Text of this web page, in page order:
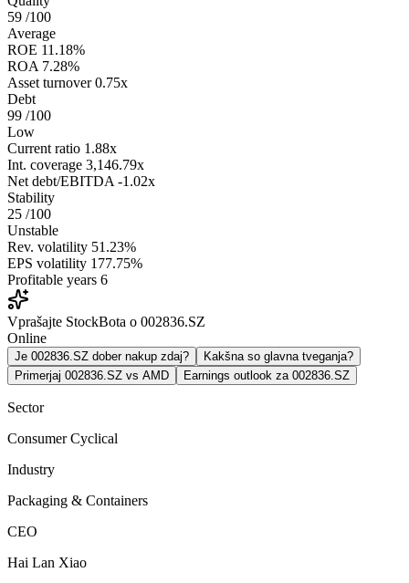
59 /100
Average
ROE 11.18%
ROA 7.28%
Asset turnover 0.75x
Debt
99 /100
Low
Current ratio 1.88x
Int. coverage 3,146.79x
Net debt/EBITDA -1.02x
Stability
25 /100
Unstable
Rev. volatility 51.23%
EPS volatility 177.75%
Profitable years 6
Vprašajte StockBota o 002836.SZ
Online
Je 002836.SZ dober nakup zdaj?
Kakšna so glavna tveganja?
Primerjaj 002836.SZ vs AMD
Earnings outlook za 002836.SZ
Sector
Consumer Cyclical
Industry
Packaging & Containers
CEO
Hai Lan Xiao